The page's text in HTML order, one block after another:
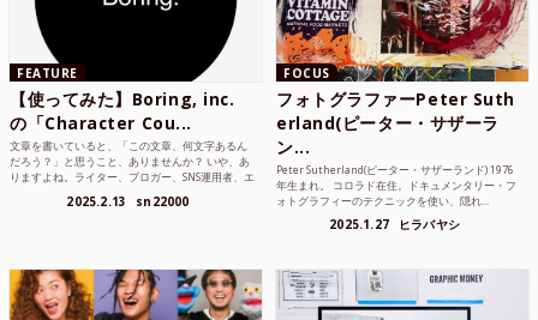
FEATURE
【使ってみた】Boring, inc.
の「Character Cou...
文章を書いていると、「この文章、何文字あるん
だろう？」と思うこと、ありませんか？ いや、あ
りますよね。ライター、ブロガー、SNS運用者、エ
2025.2.13 sn22000
FOCUS
フォトグラファーPeter Suth
erland(ピーター・サザーラ
ン...
Peter Sutherland(ピーター・サザーランド) 1976
年生まれ。 コロラド在住。ドキュメンタリー・フ
ォトグラフィーのテクニックを使い、隠れ...
2025.1.27 ヒラバヤシ